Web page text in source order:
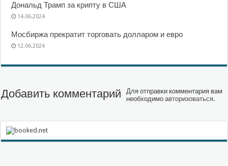
Дональд Трамп за крипту в США
14.06.2024
Мосбиржа прекратит торговать долларом и евро
12.06.2024
Добавить комментарий
Для отправки комментария вам
необходимоавторизоваться.